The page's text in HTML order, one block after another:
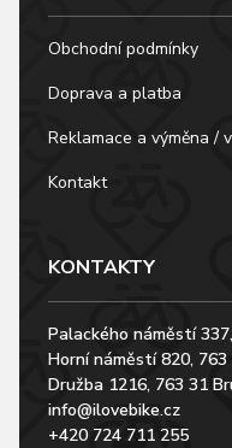
Obchodní podmínky
Doprava a platba
Reklamace a výměna /
Kontakt
KONTAKTY
Palackého náměstí
Horní náměstí 820,
Družba 1216, 763 31
info@ilovebike.cz
+420 724 711 255